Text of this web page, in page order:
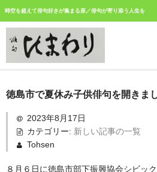
時空を超えて俳句好きが集まる座／俳句が寄り添う人生を
ひまわり誌今月号の俳句
徳島市で夏休み子供俳句を開きま
2023年8月17日
カテゴリー: 新しい記事の一覧
Tohsen
８月６日に徳島市部下振興協会シビッ